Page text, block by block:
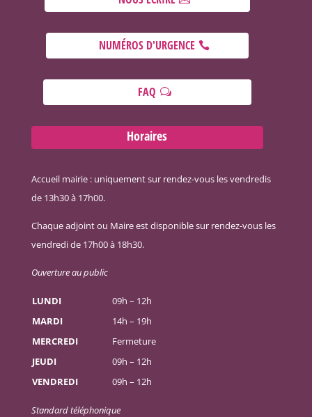
NUMÉROS D'URGENCE
FAQ
Horaires
Accueil mairie : uniquement sur rendez-vous les vendredis
de 13h30 à 17h00.
Chaque adjoint ou Maire est disponible sur rendez-vous les
vendredi de 17h00 à 18h30.
Ouverture au public
LUNDI
09h – 12h
MARDI
14h – 19h
MERCREDI
Fermeture
JEUDI
09h – 12h
VENDREDI
09h – 12h
Standard téléphonique